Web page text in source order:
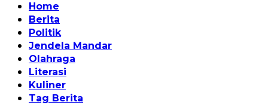
Home
Berita
Politik
Jendela Mandar
Olahraga
Literasi
Kuliner
Tag Berita